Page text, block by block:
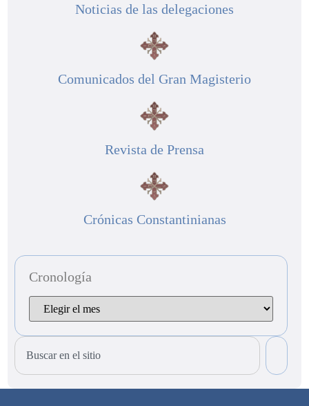
Noticias de las delegaciones
Comunicados del Gran Magisterio
Revista de Prensa
Crónicas Constantinianas
Cronología